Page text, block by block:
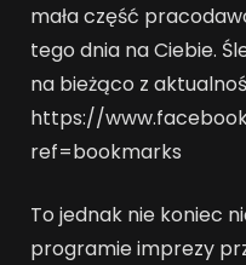
mała część
tego dnia na Ciebie.
na bieżąco z
https://
ref=bookmarks
To jednak nie koniec
programie imprezy